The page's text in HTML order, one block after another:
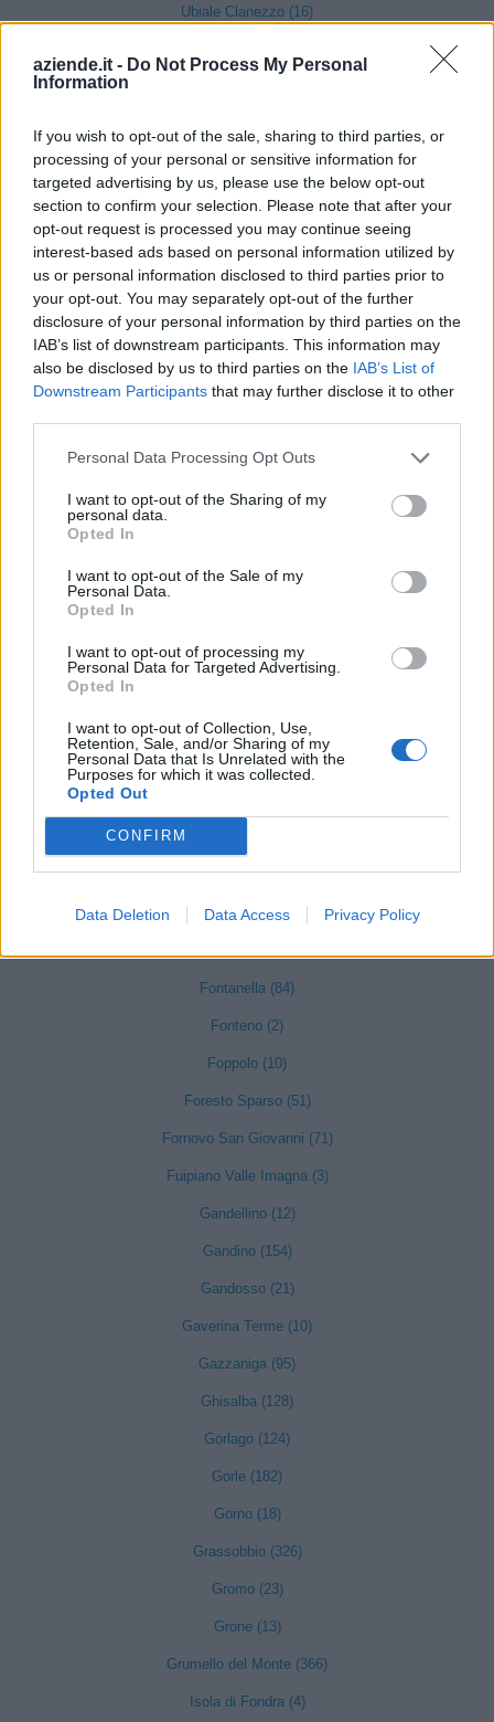
aziende.it - Do Not Process My Personal
Information
If you wish to opt-out of the sale, sharing to third parties, or
processing of your personal or sensitive information for
targeted advertising by us, please use the below opt-out
section to confirm your selection. Please note that after your
opt-out request is processed you may continue seeing
interest-based ads based on personal information utilized by
us or personal information disclosed to third parties prior to
your opt-out. You may separately opt-out of the further
disclosure of your personal information by third parties on the
IAB’s list of downstream participants. This information may
also be disclosed by us to third parties on the IAB’s List of
Downstream Participants that may further disclose it to other
Personal Data Processing Opt Outs
I want to opt-out of the Sharing of my
personal data.
Opted In
I want to opt-out of the Sale of my
Personal Data.
Opted In
I want to opt-out of processing my
Personal Data for Targeted Advertising.
Opted In
I want to opt-out of Collection, Use,
Retention, Sale, and/or Sharing of my
Personal Data that Is Unrelated with the
Purposes for which it was collected.
Opted Out
CONFIRM
Data Deletion Data Access Privacy Policy
Ubiale Clanezzo (16)
Colzate (34)
Comun Nuovo (89)
Corna Imagna (6)
Cornalba (2)
Cortenuova (41)
Costa Valle Imagna (4)
Costa di Mezzate (68)
Costa Serina (11)
Costa Volpino (280)
Covo (101)
Curno (344)
Dalmine (397)
Endine Gaiano (94)
Entratico (29)
Fara Olivana con Sola (27)
Filago (50)
Fino del Monte (14)
Fontanella (84)
Fonteno (2)
Foppolo (10)
Foresto Sparso (51)
Fornovo San Giovanni (71)
Fuipiano Valle Imagna (3)
Gandellino (12)
Gandino (154)
Gandosso (21)
Gaverina Terme (10)
Gazzaniga (95)
Ghisalba (128)
Gorlago (124)
Gorle (182)
Gorno (18)
Grassobbio (326)
Gromo (23)
Grone (13)
Grumello del Monte (366)
Isola di Fondra (4)